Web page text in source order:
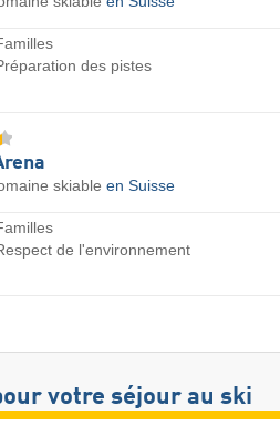
des pistes
skiable en Suisse
de l'environnement
votre séjour au ski